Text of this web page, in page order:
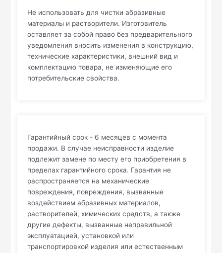
Не использовать для чистки абразивные
материалы и растворители. Изготовитель
оставляет за собой право без предварительного
уведомления вносить изменения в конструкцию,
технические характеристики, внешний вид и
комплектацию товара, не изменяющие его
потребительские свойства.
Гарантийный срок - 6 месяцев с момента
продажи. В случае неисправности изделие
подлежит замене по месту его приобретения в
пределах гарантийного срока. Гарантия не
распространяется на механические
повреждения, повреждения, вызванные
воздействием абразивных материалов,
растворителей, химических средств, а также
другие дефекты, вызванные неправильной
эксплуатацией, установкой или
транспортировкой изделия или естественным